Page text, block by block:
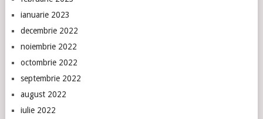
ianuarie 2023
decembrie 2022
noiembrie 2022
octombrie 2022
septembrie 2022
august 2022
iulie 2022